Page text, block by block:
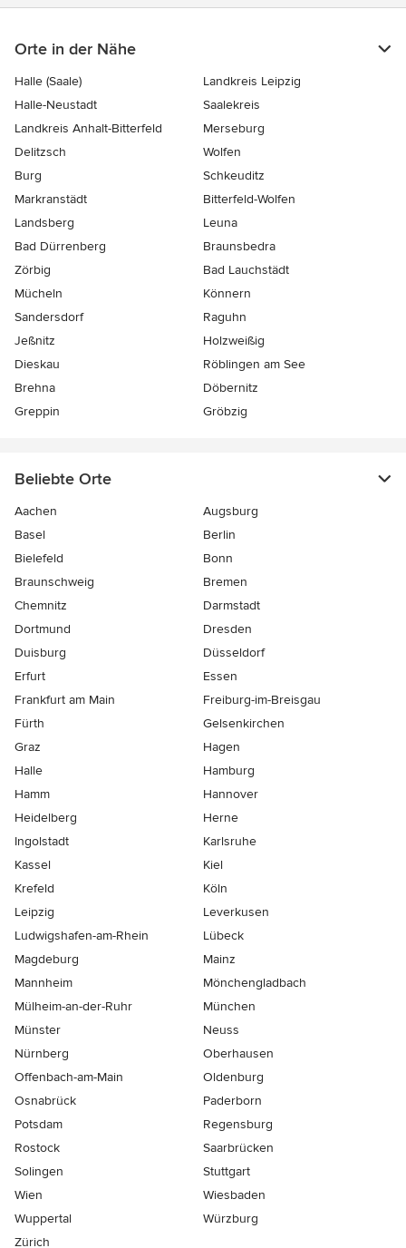
Orte in der Nähe
Halle (Saale)
Landkreis Leipzig
Halle-Neustadt
Saalekreis
Landkreis Anhalt-Bitterfeld
Merseburg
Delitzsch
Wolfen
Burg
Schkeuditz
Markranstädt
Bitterfeld-Wolfen
Landsberg
Leuna
Bad Dürrenberg
Braunsbedra
Zörbig
Bad Lauchstädt
Mücheln
Könnern
Sandersdorf
Raguhn
Jeßnitz
Holzweißig
Dieskau
Röblingen am See
Brehna
Döbernitz
Greppin
Gröbzig
Beliebte Orte
Aachen
Augsburg
Basel
Berlin
Bielefeld
Bonn
Braunschweig
Bremen
Chemnitz
Darmstadt
Dortmund
Dresden
Duisburg
Düsseldorf
Erfurt
Essen
Frankfurt am Main
Freiburg-im-Breisgau
Fürth
Gelsenkirchen
Graz
Hagen
Halle
Hamburg
Hamm
Hannover
Heidelberg
Herne
Ingolstadt
Karlsruhe
Kassel
Kiel
Krefeld
Köln
Leipzig
Leverkusen
Ludwigshafen-am-Rhein
Lübeck
Magdeburg
Mainz
Mannheim
Mönchen­gladbach
Mülheim-an-der-Ruhr
München
Münster
Neuss
Nürnberg
Oberhausen
Offenbach-am-Main
Oldenburg
Osnabrück
Paderborn
Potsdam
Regensburg
Rostock
Saarbrücken
Solingen
Stuttgart
Wien
Wiesbaden
Wuppertal
Würzburg
Zürich